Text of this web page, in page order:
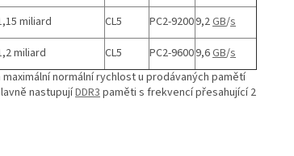
miliard CL5 PC2-92009,2GB/s
miliard CL5 PC2-96009,6GB/s
normální rychlost u prodávaných pamětí
nastupujíDDR3paměti s frekvencí přesahující 2